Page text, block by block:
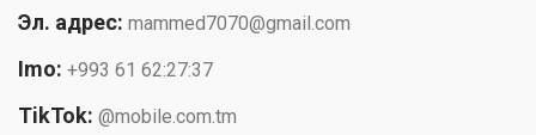
Эл. адрес: mammed7070@gmail.com
Imo: +993 61 62:27:37
TikTok: @mobile.com.tm